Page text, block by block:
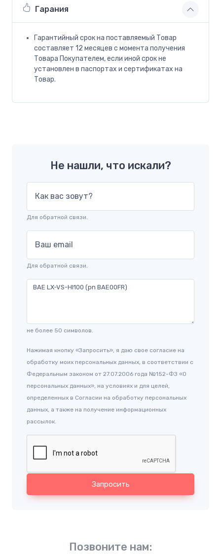
Гарания
Гарантийный срок на поставляемый Товар
составляет 12 месяцев с момента получения
Товара Покупателем, если иной срок не
установлен в паспортах и сертификатах на
Товар.
Не нашли, что искали?
Как вас зовут?
Для обратной связи.
Ваш email
Для обратной связи.
не более 50 символов.
Нажимая кнопку «Запросить», я даю свое согласие на
обработку моих персональных данных, в соответствии с
Федеральным законом от 27.07.2006 года №152-ФЗ «О
персональных данных», на условиях и для целей,
определенных в Согласии на обработку персональных
данных, а также на получение информационных
рассылок.
Запросить
Позвоните нам: